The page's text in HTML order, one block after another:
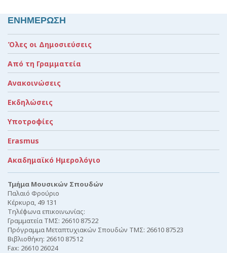
ΕΝΗΜΕΡΩΣΗ
Όλες οι Δημοσιεύσεις
Από τη Γραμματεία
Ανακοινώσεις
Εκδηλώσεις
Υποτροφίες
Erasmus
Ακαδημαϊκό Ημερολόγιο
Τμήμα Μουσικών Σπουδών
Παλαιό Φρούριο
Κέρκυρα, 49 131
Τηλέφωνα επικοινωνίας:
Γραμματεία ΤΜΣ: 26610 87522
Πρόγραμμα Μεταπτυχιακών Σπουδών ΤΜΣ: 26610 87523
Βιβλιοθήκη: 26610 87512
Fax: 26610 26024